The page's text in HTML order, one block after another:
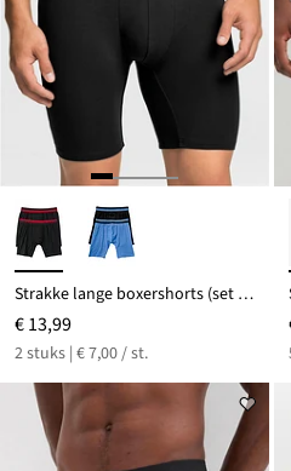
Strakke lange boxershorts (set van 2)
€ 13,99
2 stuks | € 7,00 / st.